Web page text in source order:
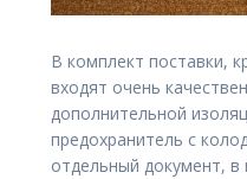
В комплект поставки,
входят очень
дополнительной
предохранитель с
отдельный документ, в